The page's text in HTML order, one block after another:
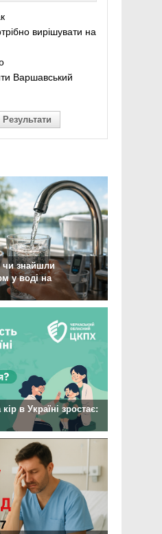
вирішувати на
Варшавський
Результати
чи знайшли
у воді на
в Україні зростає: